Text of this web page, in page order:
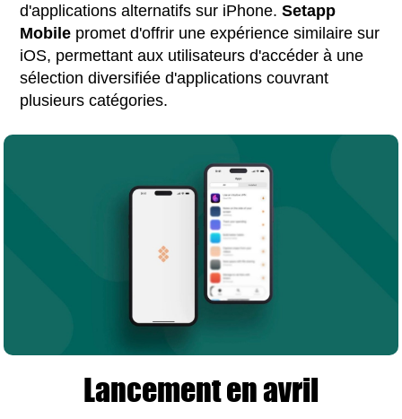
d'applications alternatifs sur iPhone.Setapp
Mobile promet d'offrir une expérience similaire sur
iOS, permettant aux utilisateurs d'accéder à une
sélection diversifiée d'applications couvrant
plusieurs catégories.
Lancement en avril